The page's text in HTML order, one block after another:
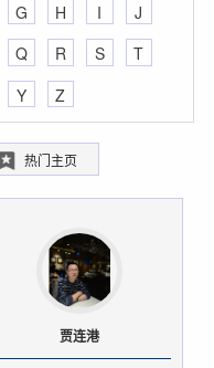
G H I
J
Q R S
T
Y Z
热门主页
贾连港